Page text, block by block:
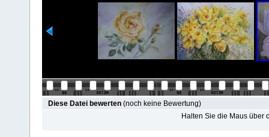
Diese Datei bewerten (noch keine Bewertung)
Halten Sie die Maus über